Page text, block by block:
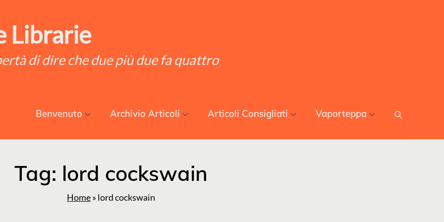
Librarie
di dire che due più due fa quattro
Benvenuto Archivio Articoli Articoli Consigliati Vaporteppa
Tag: lord cockswain
Home» lord cockswain